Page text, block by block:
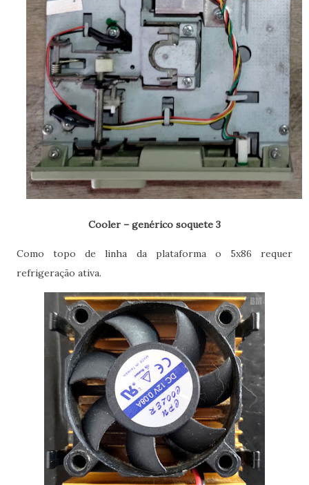
Cooler – genérico soquete 3
Como topo de linha da plataforma o 5x86 requer
refrigeração ativa.